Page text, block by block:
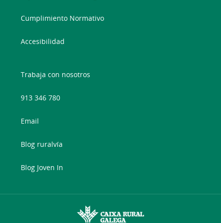
Cumplimiento Normativo
Accesibilidad
Trabaja con nosotros
913 346 780
Email
Blog ruralvía
Blog Joven In